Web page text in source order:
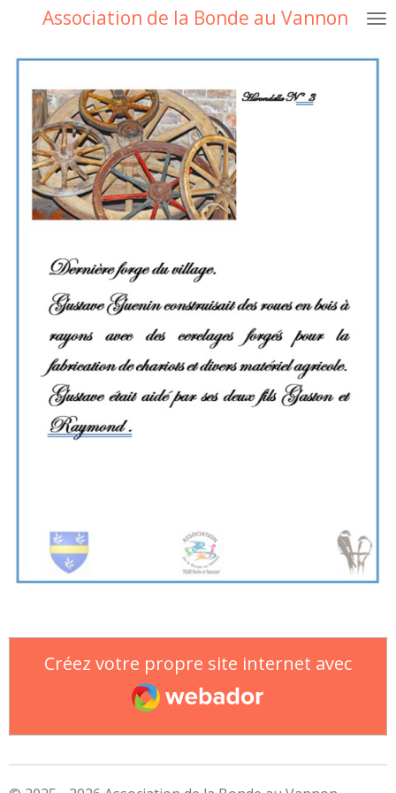
Passer
contenu
Association de la Bonde au Vannon
Créez votre propre site internet avec
Webador